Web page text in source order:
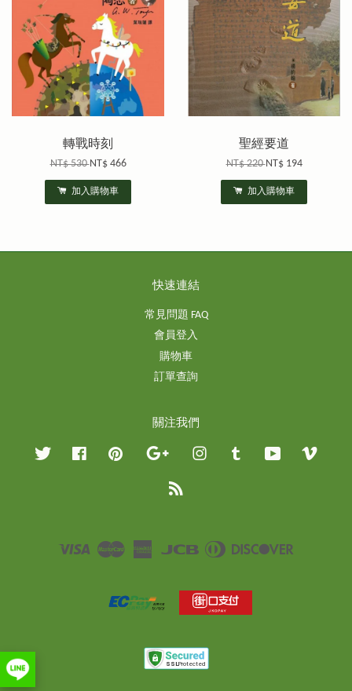
轉戰時刻
NT$ 530NT$ 466
加入購物車
聖經要道
NT$ 220NT$ 194
加入購物車
快速連結
常見問題 FAQ
會員登入
購物車
訂單查詢
關注我們
Twitter Facebook Pinterest Google InstagramTumblr YouTube
Visa Master
American
JCB
Diners